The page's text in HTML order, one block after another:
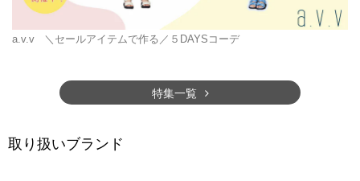
a.v.v ＼セールアイテムで作る／５DAYSコーデ
特集一覧
取り扱いブランド